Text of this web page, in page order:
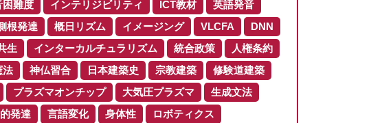
困難度 インテリジビリティ ICT教材
英語発音
根発達 概日リズム イメージング VLCFA
DNN
生 インターカルチュラリズム 統合政策
人権条約
法 神仏習合 日本建築史 宗教建築
修験道建築
プラズマオンチップ 大気圧プラズマ
生成文法
発達 言語変化 身体性
ロボティクス